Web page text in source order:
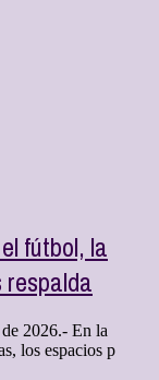
fútbol, la
2026.- En la
los espacios p